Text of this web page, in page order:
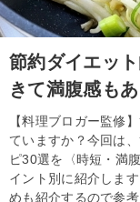
節約ダイエッ
きて満腹感も
【料理ブロガー監修
ていますか？今回は
ピ30選を〈時短・満
イント別に紹介しま
めも紹介するので参